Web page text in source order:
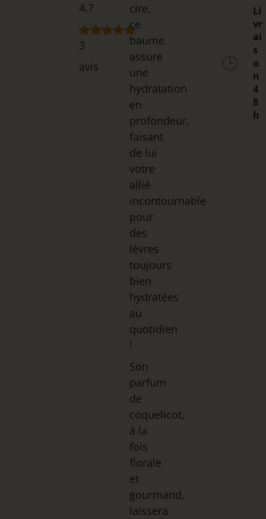
4.7
Noté
basé sur
3
3
avis
cire,
ce
baume
assure
une
hydratation
en
profondeur,
faisant
de lui
votre
allié
incontournable
pour
des
lèvres
toujours
bien
hydratées
au
quotidien
!
Son
parfum
de
coquelicot,
à la
fois
florale
et
gourmand,
laissera
🕒
Li
vr
ai
s
o
n
4
8
h